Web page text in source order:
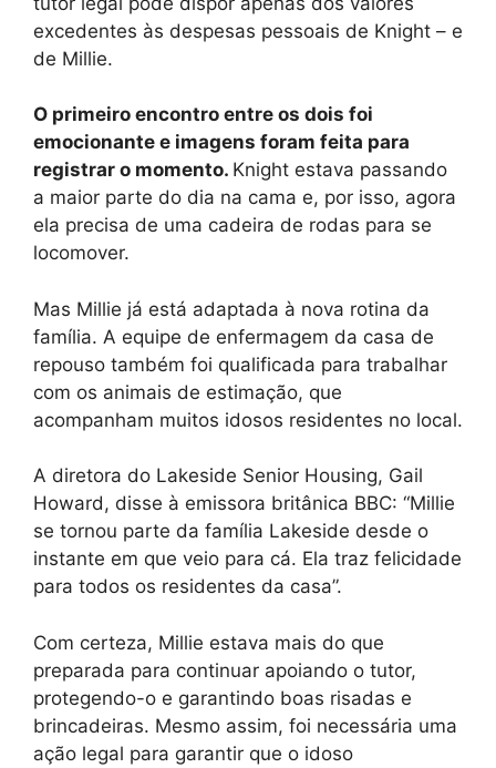
excedentes às despesas pessoais de Knight – e
de Millie.
O primeiro encontro entre os dois foi
emocionante e imagens foram feita para
registrar o momento. Knight estava passando
a maior parte do dia na cama e, por isso, agora
ela precisa de uma cadeira de rodas para se
locomover.
Mas Millie já está adaptada à nova rotina da
família. A equipe de enfermagem da casa de
repouso também foi qualificada para trabalhar
com os animais de estimação, que
acompanham muitos idosos residentes no local.
A diretora do Lakeside Senior Housing, Gail
Howard, disse à emissora britânica BBC: “Millie
se tornou parte da família Lakeside desde o
instante em que veio para cá. Ela traz felicidade
para todos os residentes da casa”.
Com certeza, Millie estava mais do que
preparada para continuar apoiando o tutor,
protegendo-o e garantindo boas risadas e
brincadeiras. Mesmo assim, foi necessária uma
ação legal para garantir que o idoso